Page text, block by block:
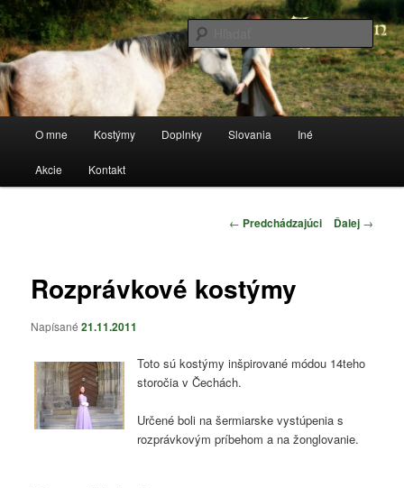
Preskočiť
na
primárny
obsahanorwen
Stránka o kostýmoch a všetkom, čo sa k tomu vzťahuje
O mne Kostýmy Doplnky Slovania Iné
Akcie Kontakt
Navigácia
← Predchádzajúci Ďalej →
Rozprávkové kostýmy
Napísané21.11.2011
Toto sú kostýmy inšpirované módou 14teho
storočia v Čechách.
Určené boli na šermiarske vystúpenia s
rozprávkovým príbehom a na žonglovanie.